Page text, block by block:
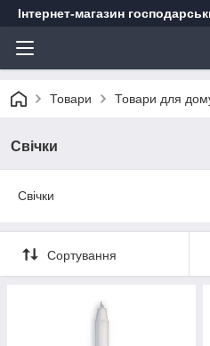
Інтернет-магазин
Товари Товари для
Свічки
Свічки
Сортування